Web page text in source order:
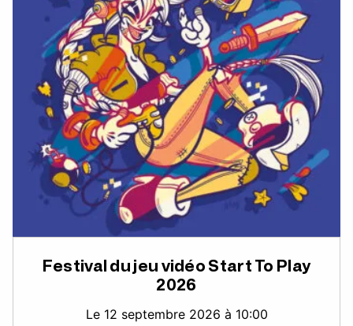
Festival du jeu vidéo Start To Play
2026
Le 12 septembre 2026 à 10:00